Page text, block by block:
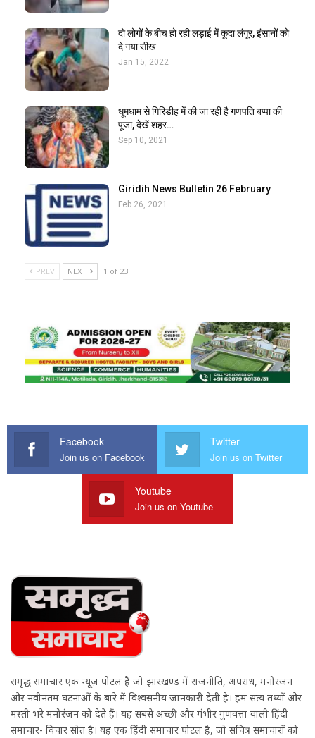
दो लोगों के बीच हो रही लड़ाई में कूदा लंगूर, इंसानों को
दे गया सीख
Jan 15, 2022
धूमधाम से गिरिडीह में की जा रही है गणपति बप्पा की
पूजा, देखें शहर…
Sep 10, 2021
Giridih News Bulletin 26 February
Feb 26, 2021
PREV NEXT 1 of 23
Facebook
Join us on Facebook
Twitter
Join us on Twitter
Youtube
Join us on Youtube
समृद्ध समाचार एक न्यूज़ पोर्टल है जो झारखण्ड में राजनीति, अपराध, मनोरंजन
और नवीनतम घटनाओं के बारे में विश्वसनीय जानकारी देती है। हम सत्य तथ्यों और
मस्ती भरे मनोरंजन को देते हैं। यह सबसे अच्छी और गंभीर गुणवत्ता वाली हिंदी
समाचार- विचार स्रोत है। यह एक हिंदी समाचार पोर्टल है, जो सचित्र समाचारों को